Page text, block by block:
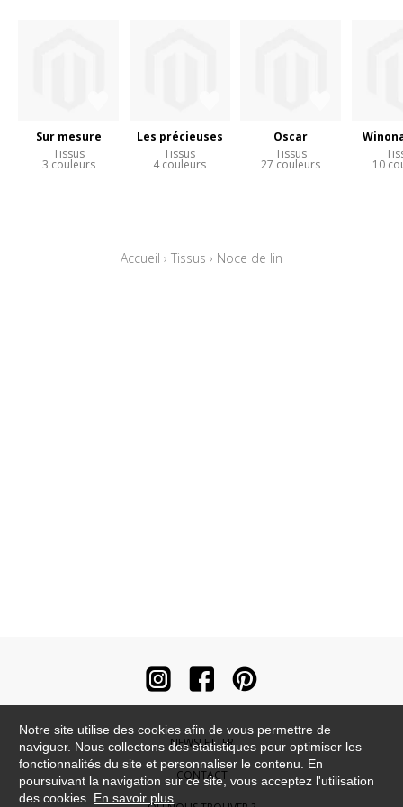
Sur mesure
Tissus
3 couleurs
Les précieuses
Tissus
4 couleurs
Oscar
Tissus
27 couleurs 10
Accueil › Tissus › Noce de lin
NEWSLETTER
CONTACT
Notre site utilise des cookies afin de vous permettre de
naviguer. Nous collectons des statistiques pour optimiser les
fonctionnalités du site et personnaliser le contenu. En
poursuivant la navigation sur ce site, vous acceptez l'utilisation
des cookies. En savoir plus